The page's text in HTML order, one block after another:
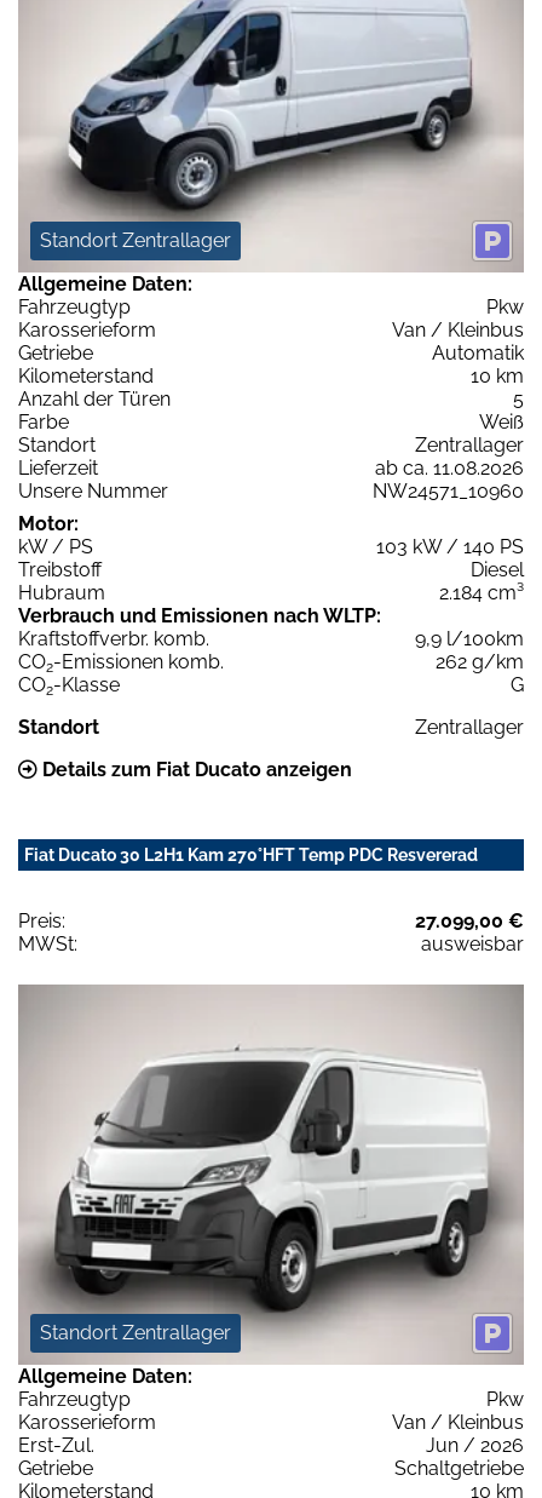
Standort Zentrallager
Allgemeine Daten:
Fahrzeugtyp
Pkw
Karosserieform
Van / Kleinbus
Getriebe
Automatik
Kilometerstand
10 km
Anzahl der Türen
5
Farbe
Weiß
Standort
Zentrallager
Lieferzeit
ab ca. 11.08.2026
Unsere Nummer
NW24571_10960
Motor:
kW / PS
103 kW / 140 PS
Treibstoff
Diesel
Hubraum
2.184 cm³
Verbrauch und Emissionen nach WLTP:
Kraftstoffverbr. komb.
9,9 l/100km
CO2-Emissionen komb.
262 g/km
CO2-Klasse
G
Standort
Zentrallager
Details zum Fiat Ducato anzeigen
Fiat Ducato 30 L2H1 Kam 270°HFT Temp PDC Resvererad
Preis:
27.099,00 €
MWSt:
ausweisbar
Standort Zentrallager
Allgemeine Daten:
Fahrzeugtyp
Pkw
Karosserieform
Van / Kleinbus
Erst-Zul.
Jun / 2026
Getriebe
Schaltgetriebe
Kilometerstand
10 km